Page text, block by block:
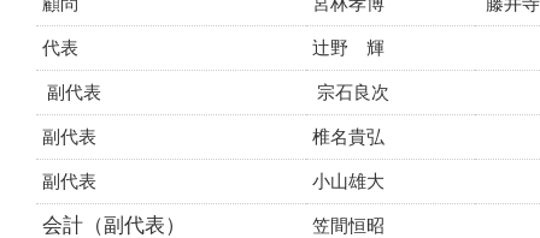
代表 辻野 輝
副代表 宗石良次
副代表 椎名貴弘
副代表 小山雄大
会計（副代表） 笠間恒昭